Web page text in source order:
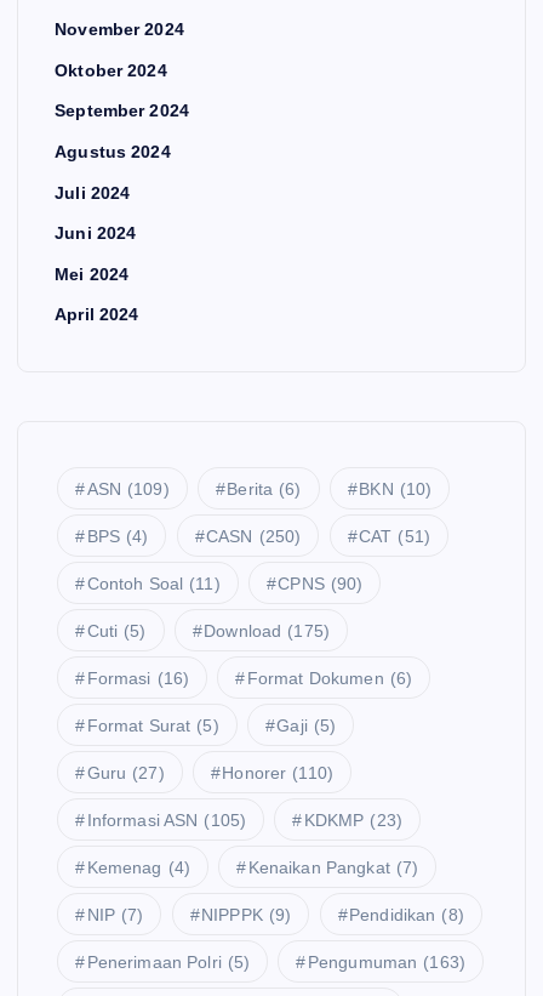
November 2024
Oktober 2024
September 2024
Agustus 2024
Juli 2024
Juni 2024
Mei 2024
April 2024
ASN (109) Berita (6) BKN (10)
BPS (4) CASN (250) CAT (51)
Contoh Soal (11) CPNS (90)
Cuti (5) Download (175)
Formasi (16) Format Dokumen (6)
Format Surat (5) Gaji (5)
Guru (27) Honorer (110)
Informasi ASN (105) KDKMP (23)
Kemenag (4) Kenaikan Pangkat (7)
NIP (7) NIPPPK (9) Pendidikan (8)
Penerimaan Polri (5) Pengumuman (163)